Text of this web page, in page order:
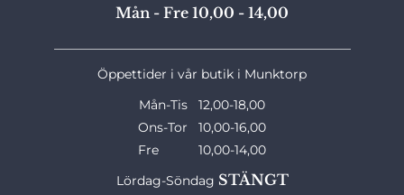
Mån - Fre 10,00 - 14,00
Öppettider i vår butik i Munktorp
Mån-Tis 12,00-18,00
Ons-Tor 10,00-16,00
Fre 10,00-14,00
Lördag-Söndag STÄNGT